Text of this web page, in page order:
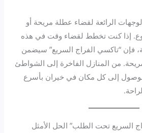
الرائعة لقضاء عطلة مريحة أو
إذا كنت تخطط لقضاء وقت في هذه
فإن “تاكسي الفراج السريع” سيضمن
من المنازل الفاخرة إلى الشواطئ
إلى كل مكان في خيران بأسرع
السريع تحت الطلب” الحل الأمثل